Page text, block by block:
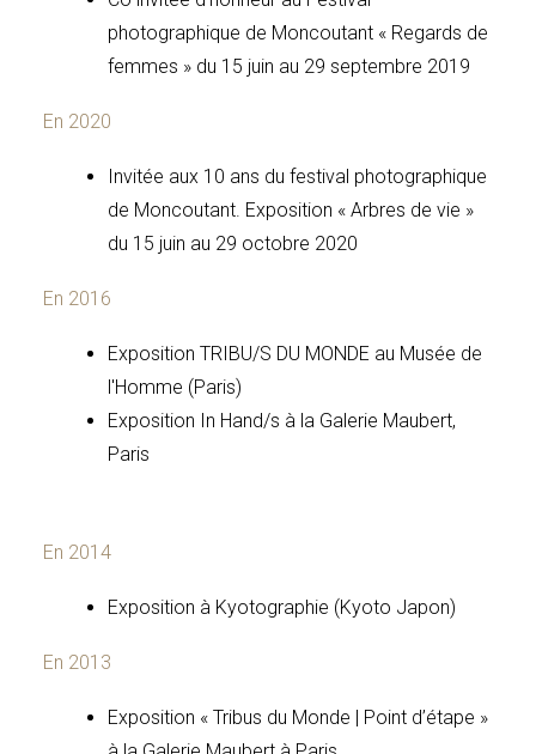
photographique de Moncoutant « Regards de
femmes » du 15 juin au 29 septembre 2019
En 2020
Invitée aux 10 ans du festival photographique
de Moncoutant. Exposition « Arbres de vie »
du 15 juin au 29 octobre 2020
En 2016
Exposition TRIBU/S DU MONDE au Musée de
l'Homme (Paris)
Exposition In Hand/s à la Galerie Maubert,
Paris
En 2014
Exposition à Kyotographie (Kyoto Japon)
En 2013
Exposition « Tribus du Monde | Point d’étape »